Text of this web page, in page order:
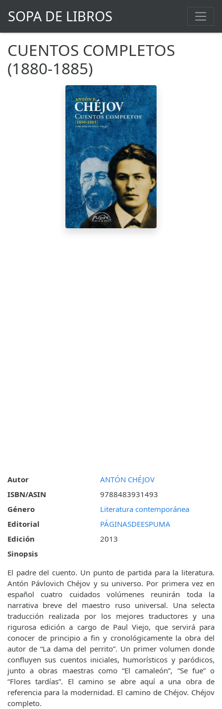
SOPA DE LIBROS
CUENTOS COMPLETOS
(1880-1885)
Autor
ANTÓN CHÉJOV
ISBN/ASIN
9788483931493
Género
Literatura contemporánea
Editorial
PÁGINASDEESPUMA
Edición
2013
Sinopsis
El padre del cuento. Un punto de partida para la literatura.
Antón Pávlovich Chéjov y su universo. Por primera vez en
español cuatro cuidados volúmenes reunirán toda la
narrativa breve del maestro ruso universal. Una selecta
traducción realizada por los mejores traductores y una
rigurosa edición a cargo de Paul Viejo, que servirá para
conocer de principio a fin y cronológicamente la obra del
autor de “La dama del perrito”. Un primer volumen donde
confluyen sus cuentos iniciales, humorísticos y paródicos,
junto a obras maestras como “El camaleón”, “Se fue” o
“Flores tardías”. El camino se abre aquí a una obra de
referencia para la modernidad. El camino de Chéjov. Chéjov
completo.